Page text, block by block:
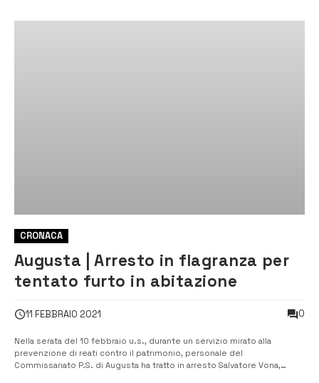
CRONACA
Augusta | Arresto in flagranza per
tentato furto in abitazione
11 FEBBRAIO 2021 0
Nella serata del 10 febbraio u.s., durante un servizio mirato alla
prevenzione di reati contro il patrimonio, personale del
Commissariato P.S. di Augusta ha tratto in arresto Salvatore Vona,